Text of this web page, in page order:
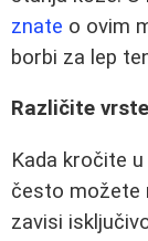
znate o ovim
borbi za lep
Različite
Kada kročite
često možete
zavisi